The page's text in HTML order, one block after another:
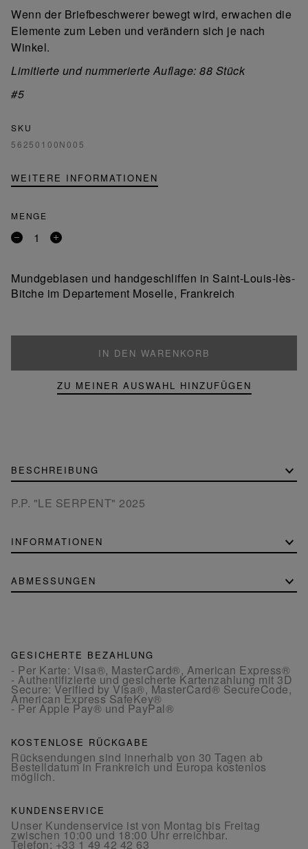
Wenn der Briefbeschwerer bewegt wird, erwachen die
Elemente zum Leben und verändern sich je nach
Winkel.
Limitierte und nummerierte Auflage: 88 Stück
#5
SKU
56250100N005
WEITERE INFORMATIONEN
MENGE
Entfernen
Produkt
Ein
Mundgeblasen und handgeschliffen in Saint-Louis-lès-
Bitche im Departement Moselle, Frankreich
IN DEN WARENKORB
ZU MEINER AUSWAHL HINZUFÜGEN
BESCHREIBUNG
P.P. "LE SERPENT" 2025
INFORMATIONEN
ABMESSUNGEN
GESICHERTE BEZAHLUNG
- Per Karte: Visa®, MasterCard®, American Express®
- Authentifizierte und gesicherte Kartenzahlung mit 3D
Secure: Verified by Visa®, MasterCard® SecureCode,
American Express SafeKey®
- Per Apple Pay® und PayPal®
KOSTENLOSE RÜCKGABE
Rücksendungen sind innerhalb von 30 Tagen ab
Bestelldatum in Frankreich und Europa kostenlos
möglich.
KUNDENSERVICE
Unser Kundenservice ist von Montag bis Freitag
zwischen 10:00 und 18:00 Uhr erreichbar.
Telefon:+33 1 49 42 42 63